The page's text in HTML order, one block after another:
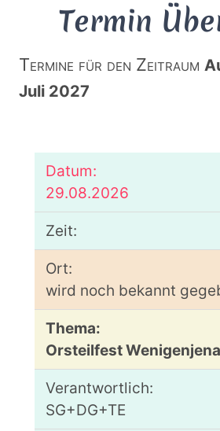
Termin
Termine für den Zeitraum
Juli 2027
29.08.2026
wird noch bekannt
Orsteilfest Wenigenjena
SG+DG+TE